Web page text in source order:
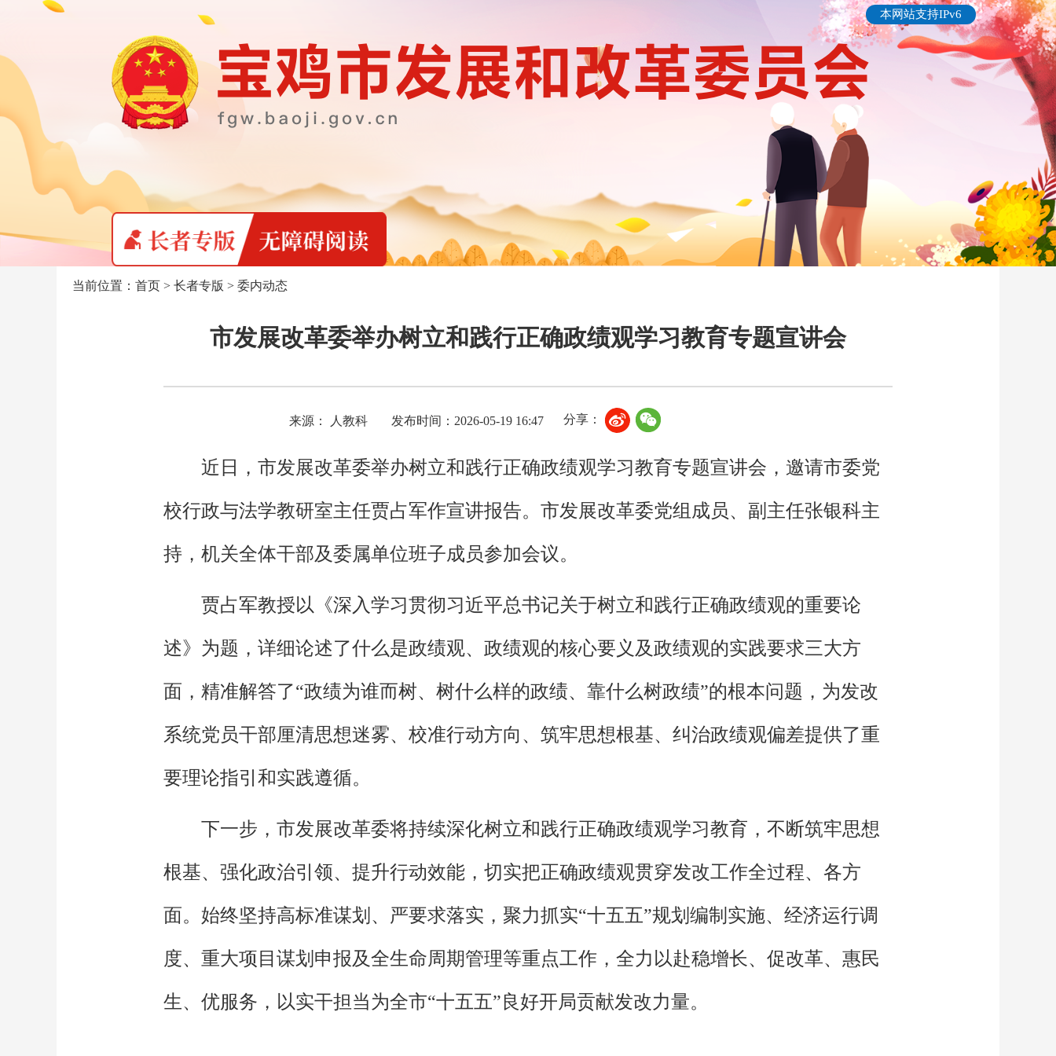
本网站支持IPv6
当前位置： 首页 > 长者专版 > 委内动态
市发展改革委举办树立和践行正确政绩观学习教育专题宣讲会
来源： 人教科 发布时间：2026-05-19 16:47 分享：
近日，市发展改革委举办树立和践行正确政绩观学习教育专题宣讲会，邀请市委党
校行政与法学教研室主任贾占军作宣讲报告。市发展改革委党组成员、副主任张银科主
持，机关全体干部及委属单位班子成员参加会议。
贾占军教授以《深入学习贯彻习近平总书记关于树立和践行正确政绩观的重要论
述》为题，详细论述了什么是政绩观、政绩观的核心要义及政绩观的实践要求三大方
面，精准解答了“政绩为谁而树、树什么样的政绩、靠什么树政绩”的根本问题，为发改
系统党员干部厘清思想迷雾、校准行动方向、筑牢思想根基、纠治政绩观偏差提供了重
要理论指引和实践遵循。
下一步，市发展改革委将持续深化树立和践行正确政绩观学习教育，不断筑牢思想
根基、强化政治引领、提升行动效能，切实把正确政绩观贯穿发改工作全过程、各方
面。始终坚持高标准谋划、严要求落实，聚力抓实“十五五”规划编制实施、经济运行调
度、重大项目谋划申报及全生命周期管理等重点工作，全力以赴稳增长、促改革、惠民
生、优服务，以实干担当为全市“十五五”良好开局贡献发改力量。